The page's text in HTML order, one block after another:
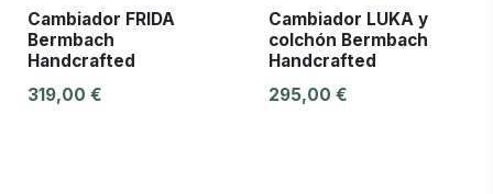
Cambiador FRIDA
Bermbach
Handcrafted
319,00 €
Cambiador LUKA y
colchón Bermbach
Handcrafted
295,00 €